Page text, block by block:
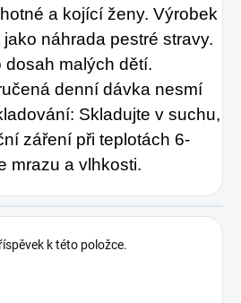
a kojící ženy. Výrobek
náhrada pestré stravy.
dosah malých dětí.
denní dávka nesmí
Skladujte v suchu,
záření při teplotách 6-
mrazu a vlhkosti.
k této položce.